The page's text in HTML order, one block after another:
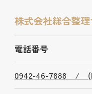
株式会社総合整
電話番号
0942-46-7888 /